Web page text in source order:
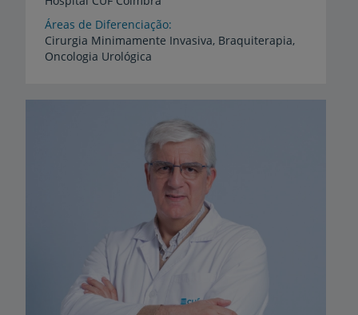
Áreas de Diferenciação
Cirurgia Minimamente Invasiva, Braquiterapia,
Oncologia Urológica